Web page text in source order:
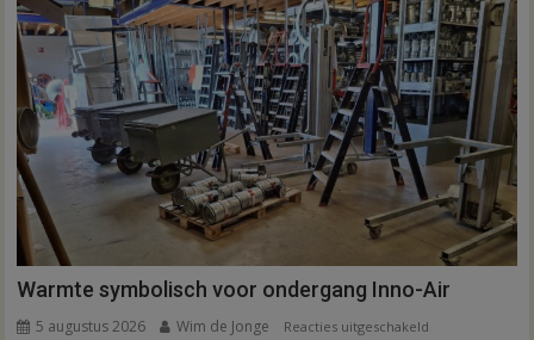
weg
in
Hardenberg
en
Sibculo
Warmte symbolisch voor ondergang Inno-Air
5 augustus 2026 Wim de Jonge Reacties uitgeschakeld